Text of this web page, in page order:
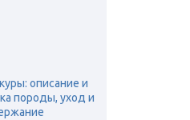
описание и
породы, уход и